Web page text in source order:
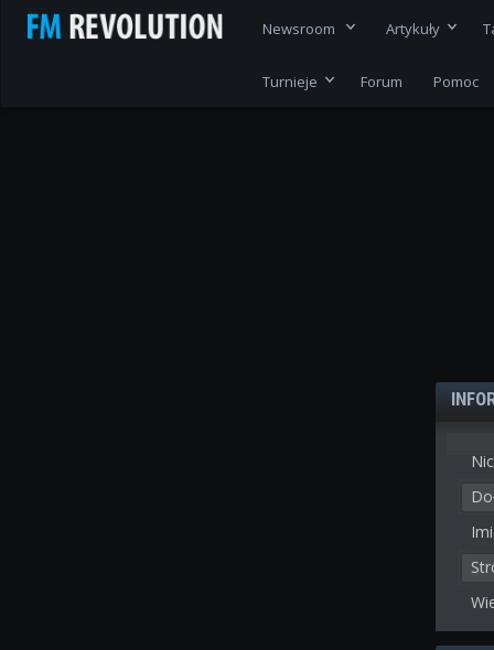
Newsroom Artykuły
Turnieje Forum Pomoc